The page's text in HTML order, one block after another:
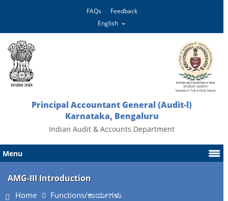
FAQs Feedback
Principal Accountant General (Audit-l)
Karnataka, Bengaluru
Indian Audit & Accounts Department
Menu
AMG-III Introduction
Home
Functions/ಕಾರ್ಯಗಳು